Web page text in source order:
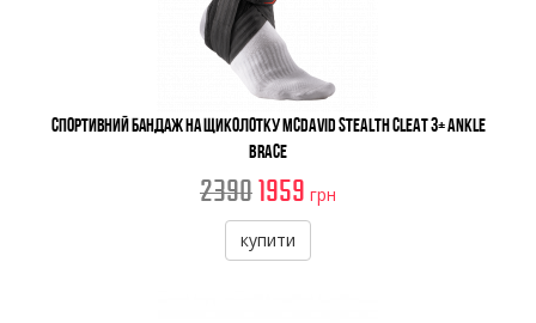
Спортивний бандаж на щиколотку McDavid Stealth Cleat 3+ Ankle
Brace
23901959 грн
купити